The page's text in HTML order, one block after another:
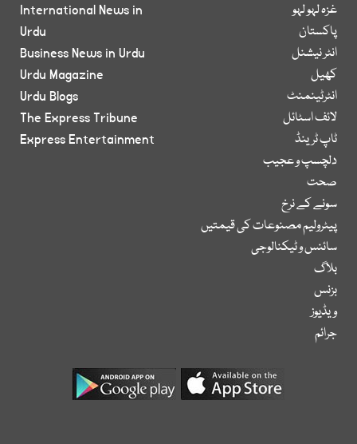
غزہ لہو لہو
پاکستان
انٹر نیشنل
کھیل
انٹرٹینمنٹ
لائف اسٹائل
ٹاپ ٹرینڈ
دلچسپ و عجیب
صحت
سونے کے نرخ
پیٹرولیم مصنوعات کی قیمتیں
سائنس و ٹیکنالوجی
بلاگ
بزنس
ویڈیوز
جرائم
International News in
Urdu
Business News in Urdu
Urdu Magazine
Urdu Blogs
The Express Tribune
Express Entertainment